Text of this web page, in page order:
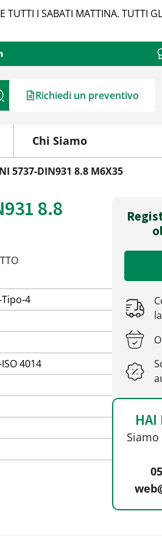
TUTTI I SABATI MATTINA. TUTTI
Cerca Richiedi un preventivo
Chi Siamo
5737-DIN931 8.8 M6X35
8.8
4
4014
HAI